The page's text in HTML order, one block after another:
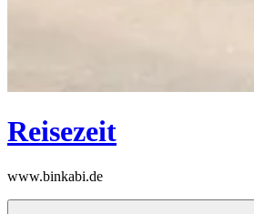
Reisezeit
www.binkabi.de